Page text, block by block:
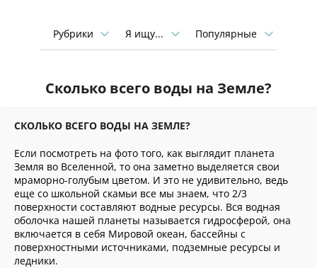
Рубрики Я ищу... Популярные
Сколько всего воды на Земле?
СКОЛЬКО ВСЕГО ВОДЫ НА ЗЕМЛЕ?
Если посмотреть на фото того, как выглядит планета
Земля во Вселенной, то она заметно выделяется свои
мраморно-голубым цветом. И это не удивительно, ведь
еще со школьной скамьи все мы знаем, что 2/3
поверхности составляют водные ресурсы. Вся водная
оболочка нашей планеты называется гидросферой, она
включается в себя Мировой океан, бассейны с
поверхностными источниками, подземные ресурсы и
ледники.